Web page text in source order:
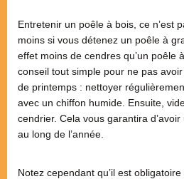
Entretenir un poêle à bois, ce n’est
moins si vous détenez un poêle à
effet moins de cendres qu’un poêle
conseil tout simple pour ne pas
de printemps : nettoyer
avec un chiffon humide. Ensuite,
cendrier. Cela vous garantira
au long de l’année.
Notez cependant qu’il est